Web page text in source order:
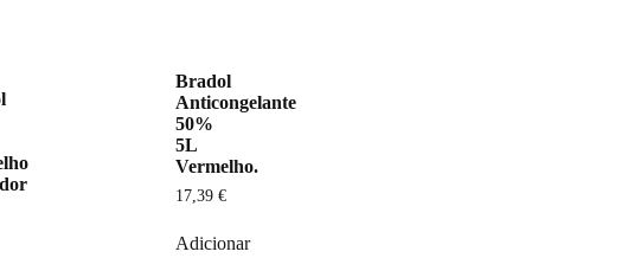
Bradol
Anticongelante
50%
5L
Vermelho.
17,39 €
Adicionar